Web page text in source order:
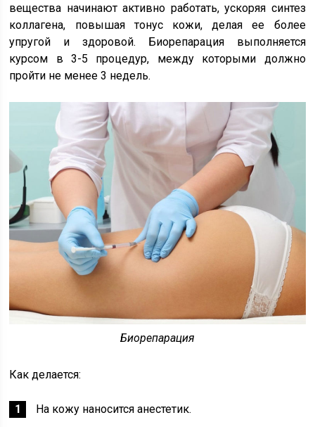
вещества начинают активно работать, ускоряя синтез
коллагена, повышая тонус кожи, делая ее более
упругой и здоровой. Биорепарация выполняется
курсом в 3-5 процедур, между которыми должно
пройти не менее 3 недель.
Биорепарация
Как делается:
На кожу наносится анестетик.